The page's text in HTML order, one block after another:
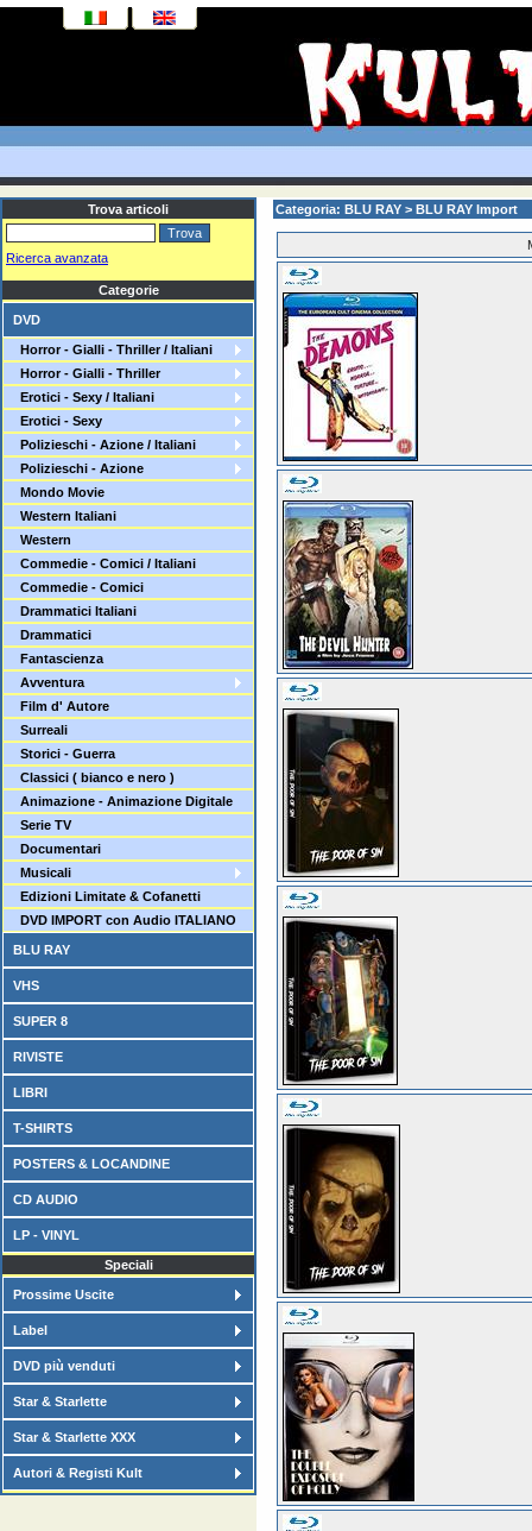
Trova articoli
Ricerca avanzata
Categorie
DVD
Horror - Gialli - Thriller / Italiani
Horror - Gialli - Thriller
Erotici - Sexy / Italiani
Erotici - Sexy
Polizieschi - Azione / Italiani
Polizieschi - Azione
Mondo Movie
Western Italiani
Western
Commedie - Comici / Italiani
Commedie - Comici
Drammatici Italiani
Drammatici
Fantascienza
Avventura
Film d' Autore
Surreali
Storici - Guerra
Classici ( bianco e nero )
Animazione - Animazione Digitale
Serie TV
Documentari
Musicali
Edizioni Limitate & Cofanetti
DVD IMPORT con Audio ITALIANO
BLU RAY
VHS
SUPER 8
RIVISTE
LIBRI
T-SHIRTS
POSTERS & LOCANDINE
CD AUDIO
LP - VINYL
Speciali
Prossime Uscite
Label
DVD più venduti
Star & Starlette
Star & Starlette XXX
Autori & Registi Kult
Categoria: BLU RAY > BLU RAY Import